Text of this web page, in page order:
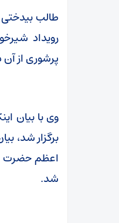
طالب
رویداد
پرشوری از
وی با بیان
برگزار شد،
اعظم حضرت
شد.